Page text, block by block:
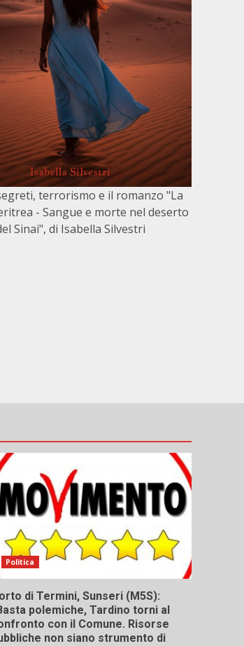
terrorismo e il romanzo "La
- Sangue e morte nel deserto
Sinai", di Isabella Silvestri
Politica
di Termini, Sunseri (M5S):
polemiche, Tardino torni al
con il Comune. Risorse
non siano strumento di